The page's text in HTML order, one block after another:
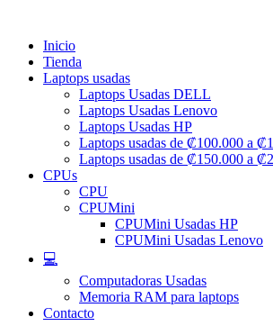
contenido
Inicio
Tienda
Laptops usadas
Laptops Usadas DELL
Laptops Usadas Lenovo
Laptops Usadas HP
Laptops usadas de ₡100.000 a
Laptops usadas de ₡150.000 a
CPUs
CPU
CPUMini
CPUMini Usadas HP
CPUMini Usadas Lenovo
💻
Computadoras Usadas
Memoria RAM para laptops
Contacto